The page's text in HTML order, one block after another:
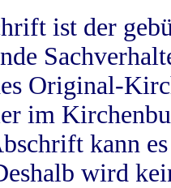
ist der
Original-
im
kann
wird